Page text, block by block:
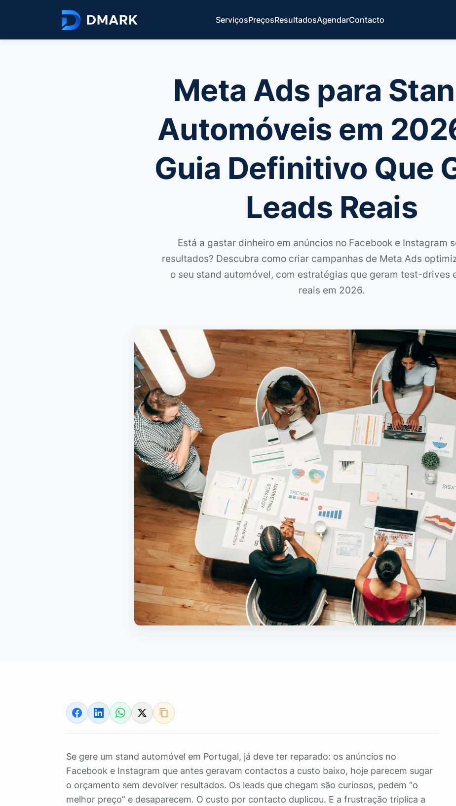
ServiçosPreçosResultadosAgendarContacto
Meta Ads para
Automóveis em
Guia Definitivo Que
Leads Reais
Está a gastar dinheiro em anúncios no Facebook e Instagram
resultados? Descubra como criar campanhas de Meta Ads
o seu stand automóvel, com estratégias que geram test-drives
reais em 2026.
Se gere um stand automóvel em Portugal, já deve ter reparado: os anúncios no
Facebook e Instagram que antes geravam contactos a custo baixo, hoje parecem sugar
o orçamento sem devolver resultados. Os leads que chegam são curiosos, pedem “o
melhor preço” e desaparecem. O custo por contacto duplicou. E a frustração triplica a